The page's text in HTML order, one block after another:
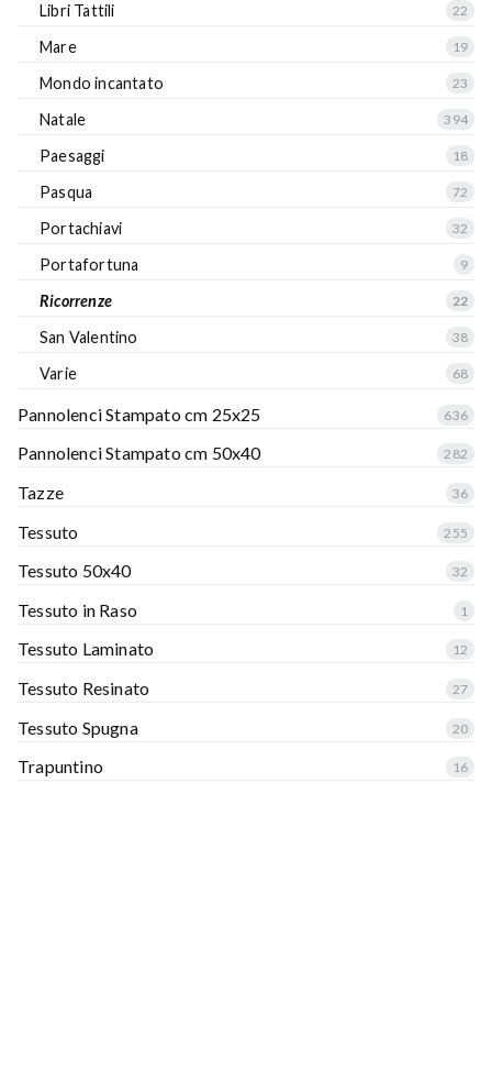
Libri Tattili 22
Mare 19
Mondo incantato 23
Natale 394
Paesaggi 18
Pasqua 72
Portachiavi 32
Portafortuna 9
Ricorrenze 22
San Valentino 38
Varie 68
Pannolenci Stampato cm 25x25 636
Pannolenci Stampato cm 50x40 282
Tazze 36
Tessuto 255
Tessuto 50x40 32
Tessuto in Raso 1
Tessuto Laminato 12
Tessuto Resinato 27
Tessuto Spugna 20
Trapuntino 16